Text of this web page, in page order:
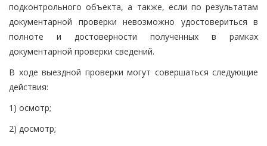
подконтрольного объекта, а также, если по результатам
документарной проверки невозможно удостовериться в
полноте и достоверности полученных в рамках
документарной проверки сведений.
В ходе выездной проверки могут совершаться следующие
действия:
1) осмотр;
2) досмотр;